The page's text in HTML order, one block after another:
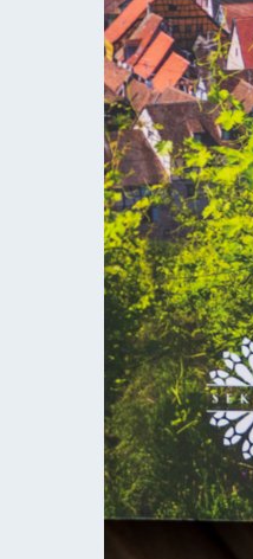
specyfikę, opłacenie
Sprzedawcę. Kupujący ma
poprzez przesłanie na
instrukcję pobrania
produktów na adres
produktu fizycznego wynika
Kupującego metody dostawy: